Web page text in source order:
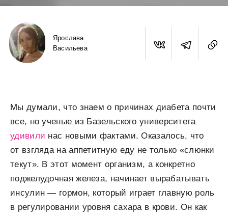
Ярослава
Васильева
Мы думали, что знаем о причинах диабета почти
все, но ученые из Базельского университета
удивили нас новыми фактами. Оказалось, что
от взгляда на аппетитную еду не только «слюнки
текут». В этот момент организм, а конкретно
поджелудочная железа, начинает вырабатывать
инсулин — гормон, который играет главную роль
в регулировании уровня сахара в крови. Он как